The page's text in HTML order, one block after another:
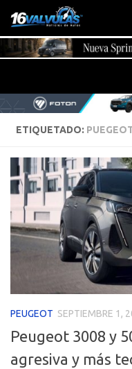
Saltar al contenido
ETIQUETADO:
PEUGEOT SEPTIEMBRE 1,
Peugeot 3008 y
agresiva y más